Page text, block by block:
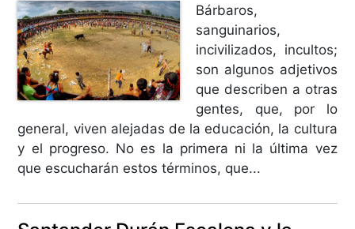
Bárbaros,
sanguinarios,
incivilizados, incultos;
son algunos adjetivos
que describen a otras
gentes, que, por lo
general, viven alejadas de la educación, la cultura
y el progreso. No es la primera ni la última vez
que escucharán estos términos, que...